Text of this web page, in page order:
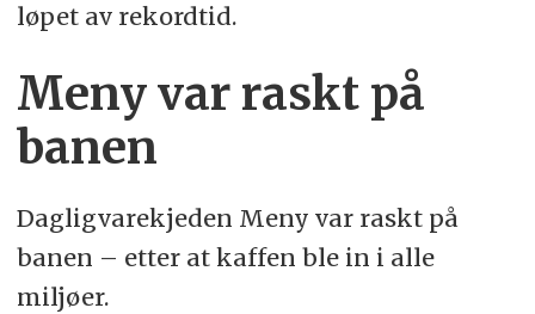
løpet av rekordtid.
Meny var raskt på
banen
Dagligvarekjeden Meny var raskt på
banen – etter at kaffen ble in i alle
miljøer.